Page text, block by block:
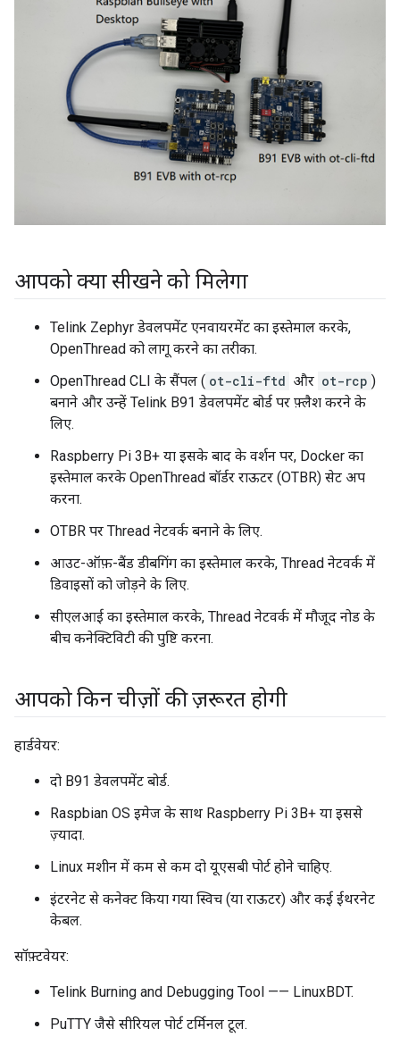
आपको क्या सीखने को मिलेगा
Telink Zephyr डेवलपमेंट एनवायरमेंट का इस्तेमाल करके,
OpenThread को लागू करने का तरीका.
OpenThread CLI के सैंपल ( ot-cli-ftd और ot-rcp )
बनाने और उन्हें Telink B91 डेवलपमेंट बोर्ड पर फ़्लैश करने के
लिए.
Raspberry Pi 3B+ या इसके बाद के वर्शन पर, Docker का
इस्तेमाल करके OpenThread बॉर्डर राऊटर (OTBR) सेट अप
करना.
OTBR पर Thread नेटवर्क बनाने के लिए.
आउट-ऑफ़-बैंड डीबगिंग का इस्तेमाल करके, Thread नेटवर्क में
डिवाइसों को जोड़ने के लिए.
सीएलआई का इस्तेमाल करके, Thread नेटवर्क में मौजूद नोड के
बीच कनेक्टिविटी की पुष्टि करना.
आपको किन चीज़ों की ज़रूरत होगी
हार्डवेयर:
दो B91 डेवलपमेंट बोर्ड.
Raspbian OS इमेज के साथ Raspberry Pi 3B+ या इससे
ज़्यादा.
Linux मशीन में कम से कम दो यूएसबी पोर्ट होने चाहिए.
इंटरनेट से कनेक्ट किया गया स्विच (या राऊटर) और कई ईथरनेट
केबल.
सॉफ़्टवेयर:
Telink Burning and Debugging Tool —— LinuxBDT.
PuTTY जैसे सीरियल पोर्ट टर्मिनल टूल.